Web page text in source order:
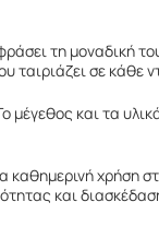
τη μοναδική
ταιριάζει σε κάθε
και τα
χρήση
και